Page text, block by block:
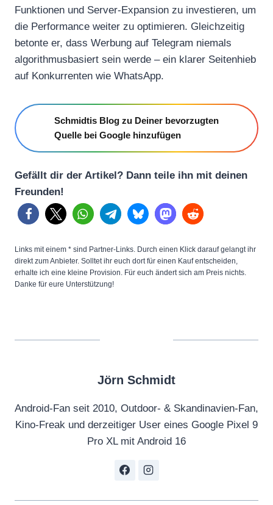
Funktionen und Server-Expansion zu investieren, um
die Performance weiter zu optimieren. Gleichzeitig
betonte er, dass Werbung auf Telegram niemals
algorithmusbasiert sein werde – ein klarer Seitenhieb
auf Konkurrenten wie WhatsApp.
Schmidtis Blog zu Deiner bevorzugten
Quelle bei Google hinzufügen
Gefällt dir der Artikel? Dann teile ihn mit deinen
Freunden!
Links mit einem * sind Partner-Links. Durch einen Klick darauf gelangt ihr
direkt zum Anbieter. Solltet ihr euch dort für einen Kauf entscheiden,
erhalte ich eine kleine Provision. Für euch ändert sich am Preis nichts.
Danke für eure Unterstützung!
Jörn Schmidt
Android-Fan seit 2010, Outdoor- & Skandinavien-Fan,
Kino-Freak und derzeitiger User eines Google Pixel 9
Pro XL mit Android 16